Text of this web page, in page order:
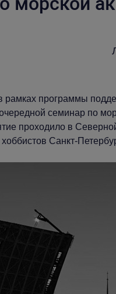
рамках программы
семинар по
проходило в
Санкт-